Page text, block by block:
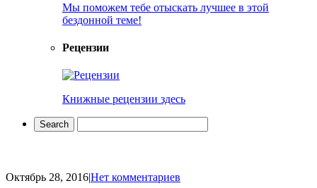
Мы поможем тебе отыскать лучшее в этой
бездонной теме!
Рецензии
Книжные рецензии здесь
Октябрь 28, 2016|Нет комментариев